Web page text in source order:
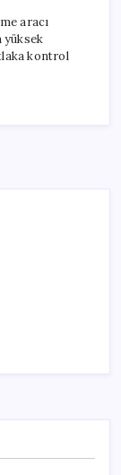
aracı
yüksek
kontrol